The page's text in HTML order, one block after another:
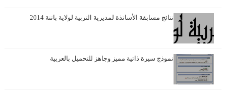
نتائج مسابقة الأساتذة لمديرية التربية لولاية باتنة 2014
نموذج سيرة ذاتية مميز وجاهز للتحميل بالعربية